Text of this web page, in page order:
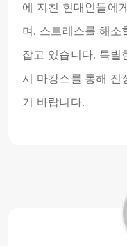
에 지친 현대인들에
며, 스트레스를 해소
잡고 있습니다. 특별
시 마캉스를 통해 진
기 바랍니다.